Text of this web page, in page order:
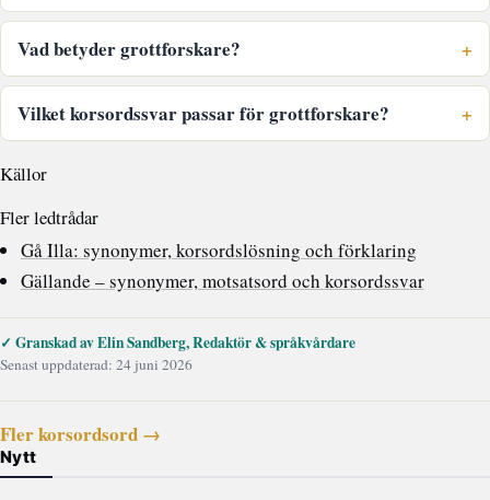
Vad betyder grottforskare?
Vilket korsordssvar passar för grottforskare?
Källor
Fler ledtrådar
Gå Illa: synonymer, korsordslösning och förklaring
Gällande – synonymer, motsatsord och korsordssvar
✓ Granskad av Elin Sandberg, Redaktör & språkvårdare
Senast uppdaterad: 24 juni 2026
Fler korsordsord →
Nytt